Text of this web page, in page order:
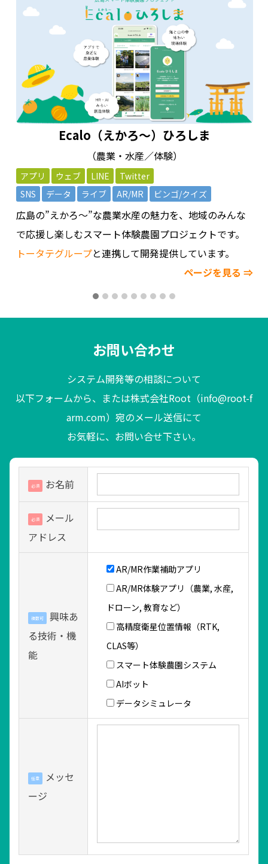
Ecalo（えかろ～）ひろしま
（農業・水産／体験）
アプリ ウェブ LINE
Twitter
SNS
データ ライブ AR/MR ビンゴ/クイズ
広島の”えかろ～”な農業水産の魅力を、地域のみんな
で応援し楽しむスマート体験農園プロジェクトです。
トータテグループと連携して開発提供しています。
ページを見る ⇒
お問い合わせ
システム開発等の相談について
以下フォームから、または株式会社Root（info@root-f
arm.com）宛のメール送信にて
お気軽に、お問い合せ下さい。
必須 お名前
必須
メール
アドレス
複数可
興味あ
る技術・機
能
AR/MR作業補助アプリ
AR/MR体験アプリ（農業, 水産,
ドローン, 教育など）
高精度衛星位置情報（RTK,
CLAS等）
スマート体験農園システム
AIボット
データシミュレータ
任意
メッセ
ージ